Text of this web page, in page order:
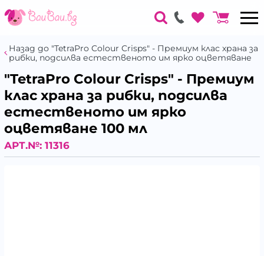
Назад до "TetraPro Colour Crisps" - Премиум клас храна за
рибки, подсилва естественото им ярко оцветяване
"TetraPro Colour Crisps" - Премиум
клас храна за рибки, подсилва
естественото им ярко
оцветяване 100 мл
АРТ.№: 11316